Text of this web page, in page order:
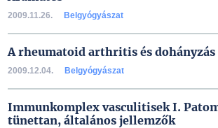
2009.11.26. Belgyógyászat
A rheumatoid arthritis és dohányzás
2009.12.04. Belgyógyászat
Immunkomplex vasculitisek I.
tünettan, általános jellemzők